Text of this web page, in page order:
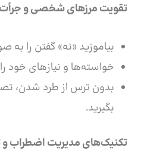
تقویت مرزهای شخصی و
بیاموزید «نه» گفتن را به
خواسته‌ها و نیازهای خود
بدون ترس از طرد شدن،
بگیرید.
تکنیک‌های مدیریت اضطراب و